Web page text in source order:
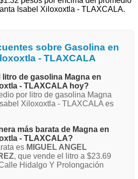
Isabel Xiloxoxtla - TLAXCALA.
sobre Gasolina en
- TLAXCALA
de gasolina Magna en
- TLAXCALA hoy?
por litro de gasolina Magna
Xiloxoxtla - TLAXCALA es
más barata de Magna en
- TLAXCALA?
es MIGUEL ANGEL
, que vende el litro a $23.69
Hidalgo Y Prolongación